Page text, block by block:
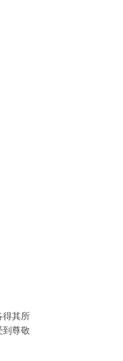
得其所
到尊敬